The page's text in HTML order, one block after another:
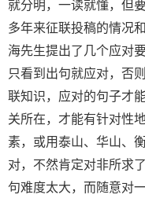
就分明，一读就懂，但
多年来征联投稿的情况
海先生提出了几个应对
只看到出句就应对，否
联知识，应对的句子才
关所在，才能有针对性
素，或用泰山、华山、
对，不然肯定对非所求
句难度太大，而随意对